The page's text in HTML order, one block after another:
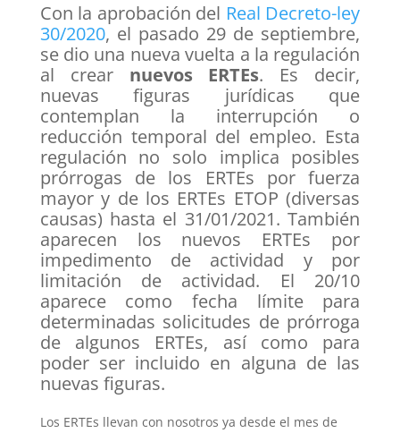
Con la aprobación del Real Decreto-ley
30/2020, el pasado 29 de septiembre,
se dio una nueva vuelta a la regulación
al crear nuevos ERTEs. Es decir,
nuevas figuras jurídicas que
contemplan la interrupción o
reducción temporal del empleo. Esta
regulación no solo implica posibles
prórrogas de los ERTEs por fuerza
mayor y de los ERTEs ETOP (diversas
causas) hasta el 31/01/2021. También
aparecen los nuevos ERTEs por
impedimento de actividad y por
limitación de actividad. El 20/10
aparece como fecha límite para
determinadas solicitudes de prórroga
de algunos ERTEs, así como para
poder ser incluido en alguna de las
nuevas figuras.
Los ERTEs llevan con nosotros ya desde el mes de